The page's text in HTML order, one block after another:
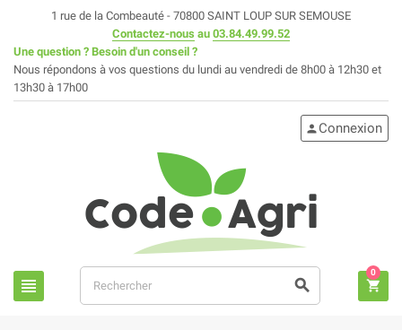
1 rue de la Combeauté - 70800 SAINT LOUP SUR SEMOUSE
Contactez-nous au 03.84.49.99.52
Une question ? Besoin d'un conseil ?
Nous répondons à vos questions du lundi au vendredi de 8h00 à 12h30 et
13h30 à 17h00
view_headline search
person Connexion
shopping_cart
0